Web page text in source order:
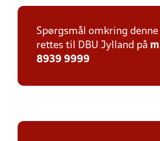
Spørgsmål omkring denne
rettes til DBU Jylland på
8939 9999